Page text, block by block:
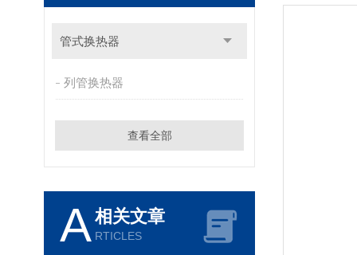
管式换热器
列管换热器
查看全部
A相关文章
RTICLES